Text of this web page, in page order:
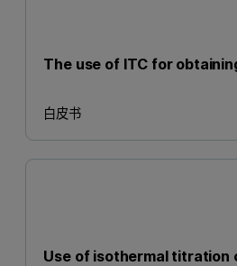
The use of ITC for
白皮书
Use of isothermal